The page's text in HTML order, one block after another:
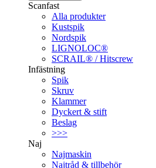
Scanfast
Alla produkter
Kustspik
Nordspik
LIGNOLOC®
SCRAIL® / Hitscrew
Infästning
Spik
Skruv
Klammer
Dyckert & stift
Beslag
>>>
Naj
Najmaskin
Najtråd & tillbehör